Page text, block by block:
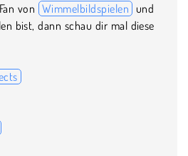
von Wimmelbildspielen und
bist, dann schau dir mal diese